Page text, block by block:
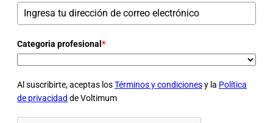
Categoria profesional *
Al suscribirte, aceptas losTérminos y condicionesy la Política
de privacidad de Voltimum